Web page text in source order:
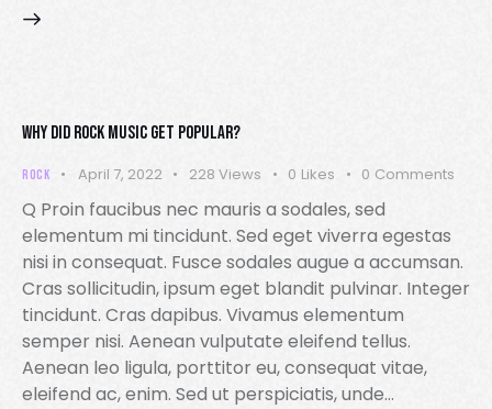
WHY DID ROCK MUSIC GET POPULAR?
ROCK April 7, 2022 228 Views 0 Likes 0 Comments
Q Proin faucibus nec mauris a sodales, sed
elementum mi tincidunt. Sed eget viverra egestas
nisi in consequat. Fusce sodales augue a accumsan.
Cras sollicitudin, ipsum eget blandit pulvinar. Integer
tincidunt. Cras dapibus. Vivamus elementum
semper nisi. Aenean vulputate eleifend tellus.
Aenean leo ligula, porttitor eu, consequat vitae,
eleifend ac, enim. Sed ut perspiciatis, unde…